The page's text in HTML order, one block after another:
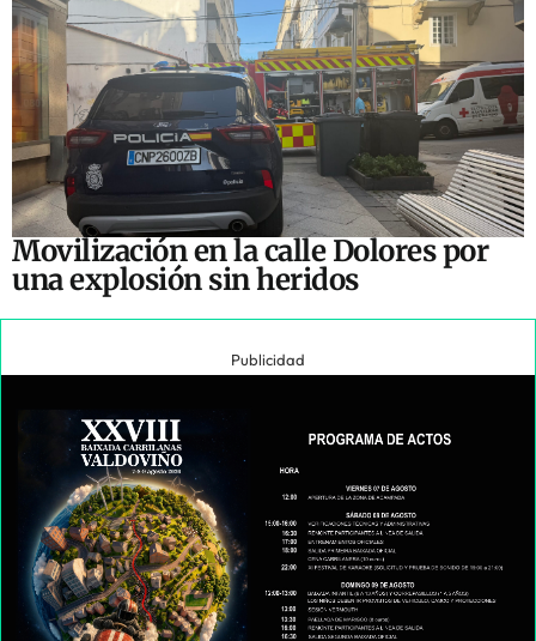
Movilización en la calle Dolores por
una explosión sin heridos
Publicidad